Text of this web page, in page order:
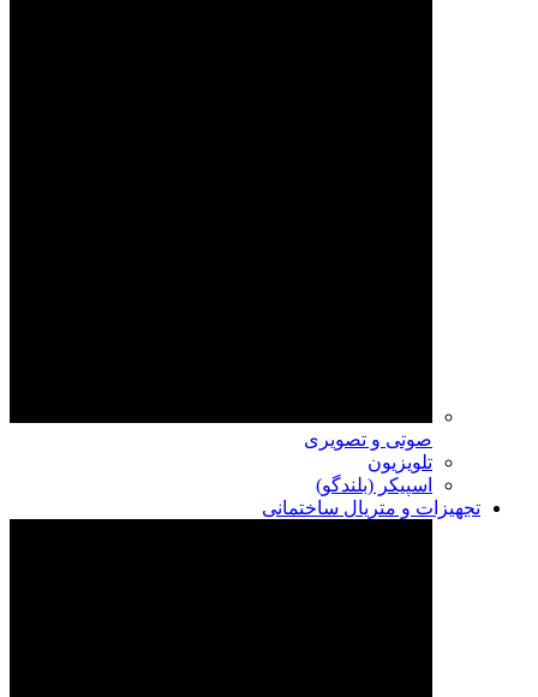
صوتی و تصویری
تلویزیون
اسپیکر (بلندگو)
تجهیزات و متریال ساختمانی